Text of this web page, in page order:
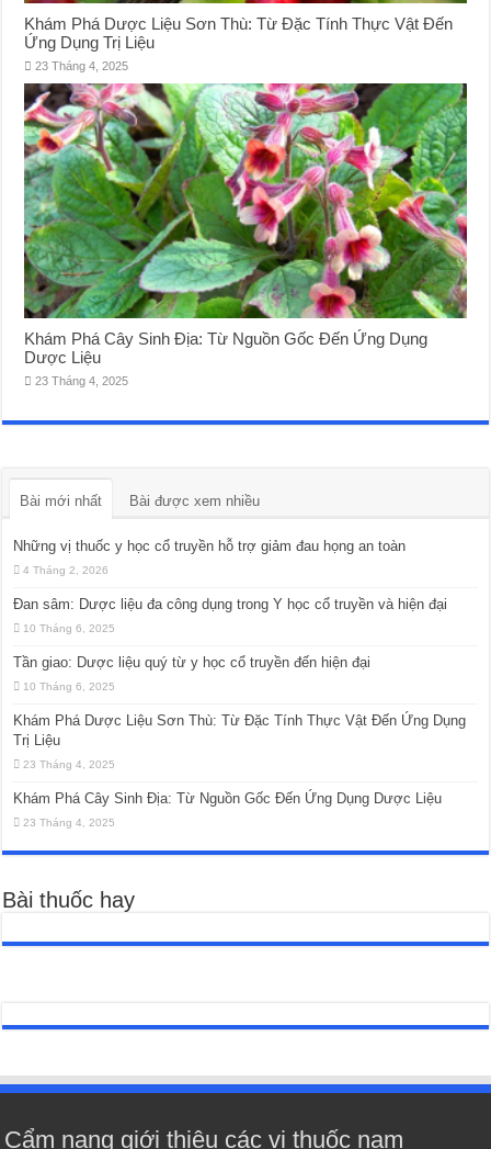
Khám Phá Dược Liệu Sơn Thù: Từ Đặc Tính Thực Vật Đến
Ứng Dụng Trị Liệu
23 Tháng 4, 2025
Khám Phá Cây Sinh Địa: Từ Nguồn Gốc Đến Ứng Dụng
Dược Liệu
23 Tháng 4, 2025
Bài mới nhất Bài được xem nhiều
Những vị thuốc y học cổ truyền hỗ trợ giảm đau họng an toàn
4 Tháng 2, 2026
Đan sâm: Dược liệu đa công dụng trong Y học cổ truyền và hiện đại
10 Tháng 6, 2025
Tần giao: Dược liệu quý từ y học cổ truyền đến hiện đại
10 Tháng 6, 2025
Khám Phá Dược Liệu Sơn Thù: Từ Đặc Tính Thực Vật Đến Ứng Dụng
Trị Liệu
23 Tháng 4, 2025
Khám Phá Cây Sinh Địa: Từ Nguồn Gốc Đến Ứng Dụng Dược Liệu
23 Tháng 4, 2025
Bài thuốc hay
Cẩm nang giới thiệu các vị thuốc nam